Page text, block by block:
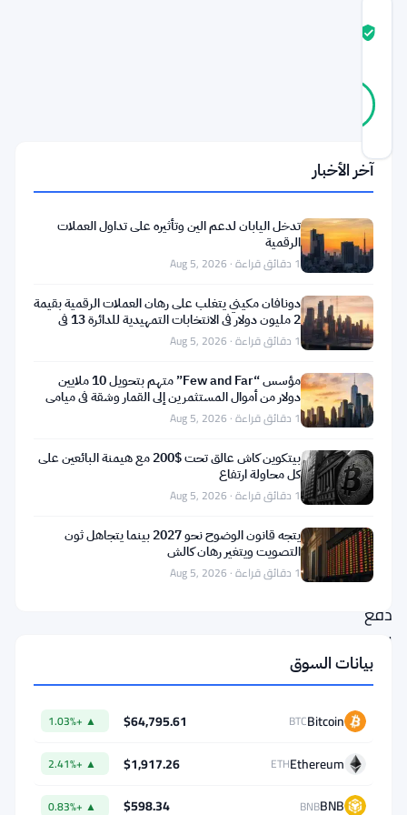
ينتظر
البرلمان
الأوروبي
طويلًا.
بعد
أيام
فقط
من
تطبيق
MiCA
في
الأول
من
يوليو،
دفع
المشرعون
اللجنة
لتحديد
الفجوات
التنظيمية
آخر الأخبار
تدخل اليابان لدعم الين وتأثيره على تداول العملات
الرقمية
1 دقائق قراءة · Aug 5, 2026
دونافان مكيني يتغلب على رهان العملات الرقمية بقيمة
2 مليون دولار في الانتخابات التمهيدية للدائرة 13 في
ميشيغان1 دقائق قراءة · Aug 5, 2026
مؤسس “Few and Far” متهم بتحويل 10 ملايين
دولار من أموال المستثمرين إلى القمار وشقة في ميامي
1 دقائق قراءة · Aug 5, 2026
بيتكوين كاش عالق تحت $200 مع هيمنة البائعين على
كل محاولة ارتفاع
1 دقائق قراءة · Aug 5, 2026
يتجه قانون الوضوح نحو 2027 بينما يتجاهل ثون
التصويت ويتغير رهان كالش
1 دقائق قراءة · Aug 5, 2026
بيانات السوق
Bitcoin
BTC
$64,795.61
▲ +1.03%
Ethereum
ETH
$1,917.26
▲ +2.41%
BNB
BNB
$598.34
▲ +0.83%